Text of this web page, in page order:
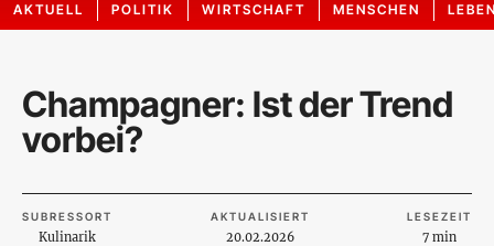
AKTUELL POLITIK WIRTSCHAFT MENSCHEN
Champagner: Ist der Trend
vorbei?
SUBRESSORT
Kulinarik
AKTUALISIERT
20.02.2026
LESEZEIT
7 min